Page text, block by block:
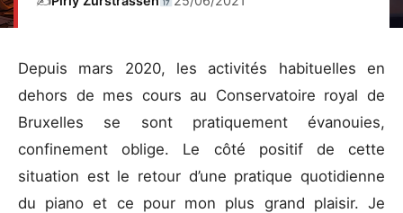
Depuis mars 2020, les activités habituelles en
dehors de mes cours au Conservatoire royal de
Bruxelles se sont pratiquement évanouies,
confinement oblige. Le côté positif de cette
situation est le retour d’une pratique quotidienne
du piano et ce pour mon plus grand plaisir. Je